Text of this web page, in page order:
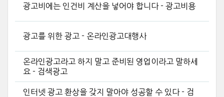
광고비에는 인건비 계산을 넣어야 합니다 - 광고비용
광고를 위한 광고 - 온라인광고대행사
온라인광고라고 하지 말고 준비된 영업이라고 말하세
요 - 검색광고
인터넷 광고 환상을 갖지 말아야 성공할 수 있다 - 검